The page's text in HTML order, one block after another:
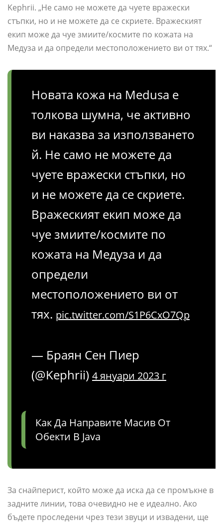
Kephrii. „Не само не можете да чуете вражески
стъпки, но и не можете да се скриете. Вражеският
екип може да чуе змиите/космите по кожата на
Медуза и да определи местоположението ви от тях.“
Новата кожа на Medusa е
толкова шумна, че активно
ви наказва за използването
й. Не само не можете да
чуете вражески стъпки, но
и не можете да се скриете.
Вражеският екип може да
чуе змиите/космите по
кожата на Медуза и да
определи
местоположението ви от
тях. pic.twitter.com/S1P6CxO7Qp
— Браян Сен Пиер
(@Kephrii) 4 януари 2023 г
Как Да Направите Масив От
Обекти В Java
За снайперист, който може да иска да се промъкне в
задните линии, това очевидно не е идеално. Ако
бъдете проследени чрез тези звуци и извадени, ще